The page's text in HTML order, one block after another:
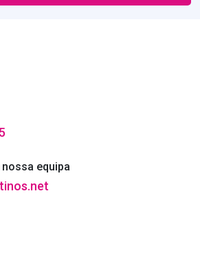
equipa